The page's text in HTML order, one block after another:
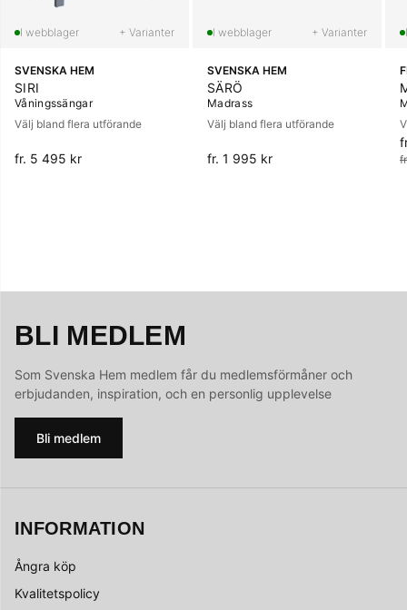
+ Varianter
SVENSKA HEM
SIRI
Våningssängar
Välj bland flera utförande
fr. 5 495 kr
+ Varianter
SVENSKA HEM
SÄRÖ
Madrass
Välj bland flera utförande
fr. 1 995 kr
BLI MEDLEM
Som Svenska Hem medlem får du medlemsförmåner och
erbjudanden, inspiration, och en personlig upplevelse
Bli medlem
INFORMATION
Ångra köp
Kvalitetspolicy